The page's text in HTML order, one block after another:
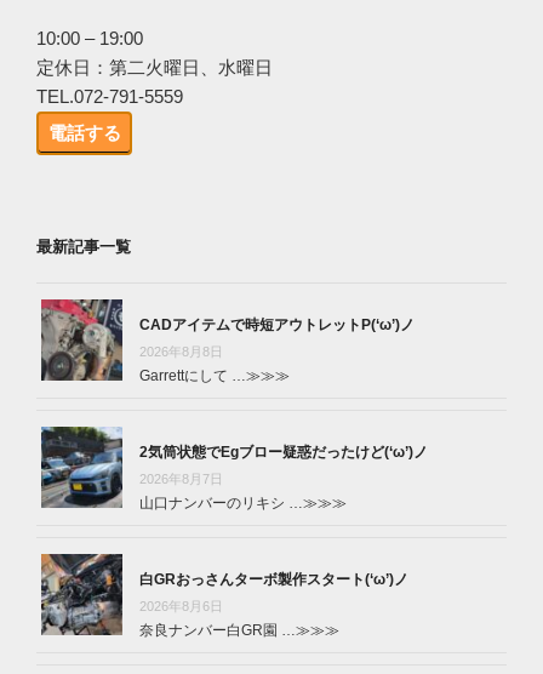
10:00 – 19:00
定休日：第二火曜日、水曜日
TEL.072-791-5559
電話する
最新記事一覧
CADアイテムで時短アウトレットP(‘ω’)ノ
2026年8月8日
Garrettにして …≫≫≫
2気筒状態でEgブロー疑惑だったけど(‘ω’)ノ
2026年8月7日
山口ナンバーのリキシ …≫≫≫
白GRおっさんターボ製作スタート(‘ω’)ノ
2026年8月6日
奈良ナンバー白GR園 …≫≫≫